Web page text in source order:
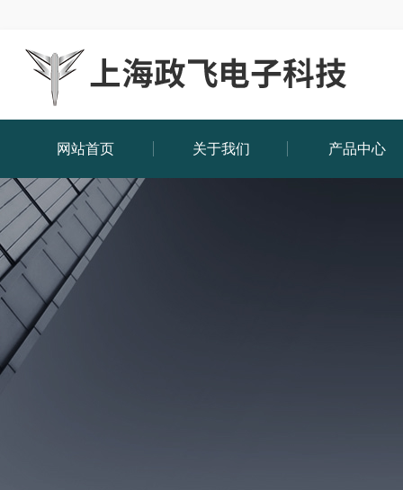
网站首页 关于我们 产品中心